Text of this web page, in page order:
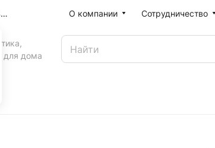
Топчиха с, Привокзальная ул, дом № 35 О компании Сотрудничество
для дома